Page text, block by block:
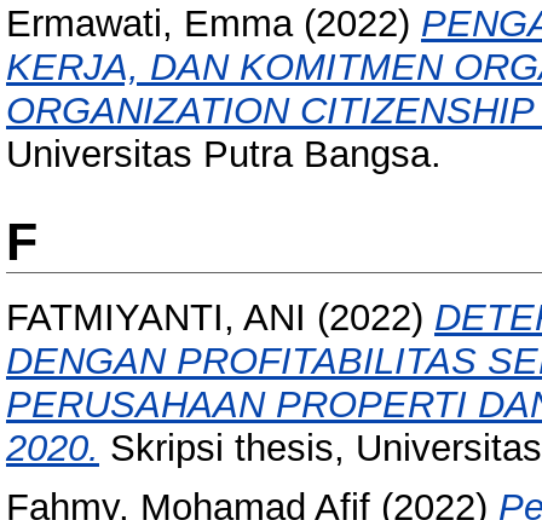
Ermawati, Emma(2022)
KERJA, DAN KOMITMEN
ORGANIZATION
Universitas Putra Bangsa.
F
FATMIYANTI, ANI (2022)
DENGAN PROFITABILITAS
PERUSAHAAN PROPERTI
2020. Skripsi thesis,
Fahmy, Mohamad Afif (2022)